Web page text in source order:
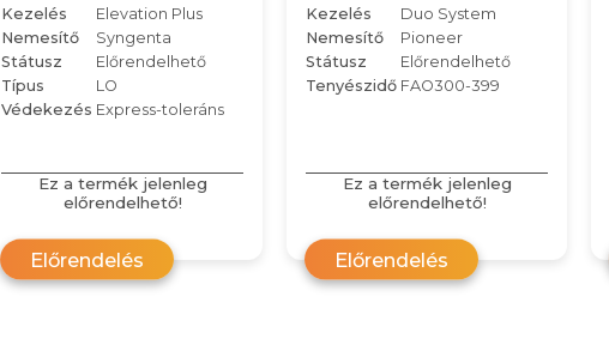
Kezelés
Elevation Plus
Nemesítő
Syngenta
Státusz
Előrendelhető
Típus
LO
Védekezés Express-toleráns
Ez a termék jelenleg
előrendelhető!
Előrendelés
Kezelés
Duo System
Nemesítő
Pioneer
Státusz
Előrendelhető
Tenyészidő FAO300-399
Ez a termék jelenleg
előrendelhető!
Előrendelés